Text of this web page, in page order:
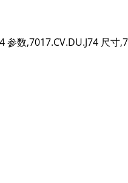
数,7017.CV.DU.J74 尺